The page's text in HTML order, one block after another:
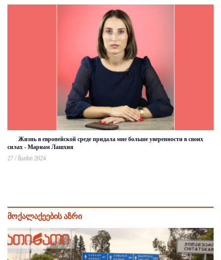
Жизнь в европейской среде придала мне больше уверенности в своих
силах - Мариам Лашхия
27 / მაისი 2024
მოქალაქეების აზრი